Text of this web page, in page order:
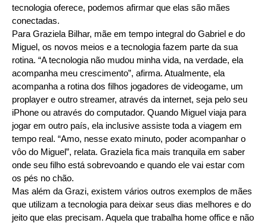
tecnologia oferece, podemos afirmar que elas são mães
conectadas.
Para Graziela Bilhar, mãe em tempo integral do Gabriel e do
Miguel, os novos meios e a tecnologia fazem parte da sua
rotina. “A tecnologia não mudou minha vida, na verdade, ela
acompanha meu crescimento”, afirma. Atualmente, ela
acompanha a rotina dos filhos jogadores de videogame, um
proplayer e outro streamer, através da internet, seja pelo seu
iPhone ou através do computador. Quando Miguel viaja para
jogar em outro país, ela inclusive assiste toda a viagem em
tempo real. “Amo, nesse exato minuto, poder acompanhar o
vôo do Miguel”, relata. Graziela fica mais tranquila em saber
onde seu filho está sobrevoando e quando ele vai estar com
os pés no chão.
Mas além da Grazi, existem vários outros exemplos de mães
que utilizam a tecnologia para deixar seus dias melhores e do
jeito que elas precisam. Aquela que trabalha home office e não